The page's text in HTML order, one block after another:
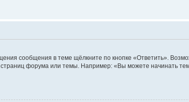
сообщения в теме щёлкните по кнопке «Ответить».
форума или темы. Например: «Вы можете начинать